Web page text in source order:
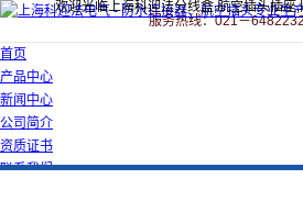
欢迎光临上海科迎法分线盒,航空插头插
服务热线：021－
首页
产品中心
新闻中心
公司简介
资质证书
联系我们